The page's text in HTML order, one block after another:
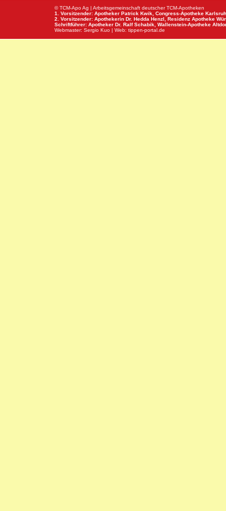
© TCM-Apo Ag | Arbeitsgemeinschaft deutscher TCM-Apotheken
1. Vorsitzender: Apotheker Patrick Kwik, Congress-Apotheke
2. Vorsitzender: Apothekerin Dr. Hedda Henzl, Residenz Apotheke
Schriftführer: Apotheker Dr. Ralf Schabik, Wallenstein-Apotheke
Webmaster: Sergio Kuo | Web: tippen-portal.de